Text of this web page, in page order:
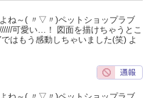
ね～( 〃▽〃)ペットショップラブ
可愛い…！ 図面を描けちゃうとこ
はもう感動しちゃいました(笑) よ